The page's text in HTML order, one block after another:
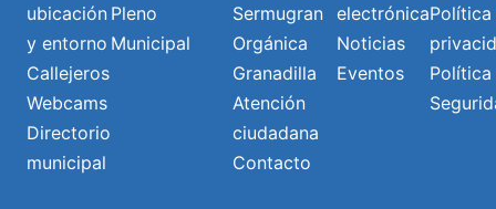
ubicación
y entorno
Callejeros
Webcams
Directorio
municipal
Pleno
Municipal
Sermugran
Orgánica
Granadilla
Atención
ciudadana
Contacto
electrónica
Noticias
Eventos
Política
Política